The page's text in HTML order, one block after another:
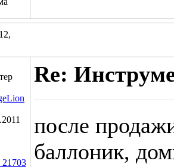
21703
Re:
после
баллоник,